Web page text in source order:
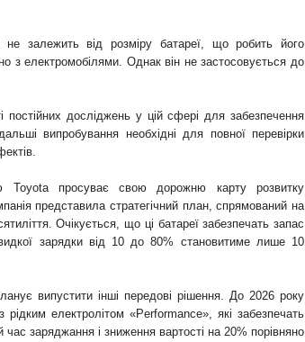
не залежить від розміру батареї, що робить його
з електромобілями. Однак він не застосовується до
постійних досліджень у цій сфері для забезпечення
випробування необхідні для повної перевірки
Toyota просуває свою дорожню карту розвитку
представила стратегічний план, спрямований на
Очікується, що ці батареї забезпечать запас
зарядки від 10 до 80% становитиме лише 10
випустити інші передові рішення. До 2026 року
електролітом «Performance», які забезпечать
заряджання і зниження вартості на 20% порівняно